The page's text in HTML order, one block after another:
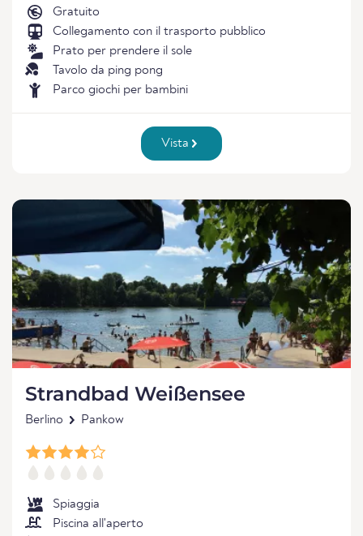
Gratuito
Collegamento con il trasporto pubblico
Prato per prendere il sole
Tavolo da ping pong
Parco giochi per bambini
Vista
Strandbad Weißensee
Berlino Pankow
Spiaggia
Piscina all'aperto